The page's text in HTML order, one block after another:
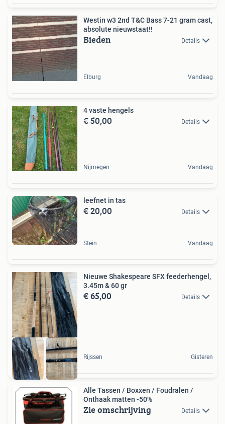
Westin w3 2nd T&C Bass 7-21 gram cast,
absolute nieuwstaat!!
Bieden Details
Elburg Vandaag
4 vaste hengels
€ 50,00 Details
Nijmegen Vandaag
leefnet in tas
€ 20,00 Details
Stein Vandaag
Nieuwe Shakespeare SFX feederhengel,
3.45m & 60 gr
€ 65,00 Details
Rijssen Gisteren
Alle Tassen / Boxxen / Foudralen /
Onthaak matten -50%
Zie omschrijving Details